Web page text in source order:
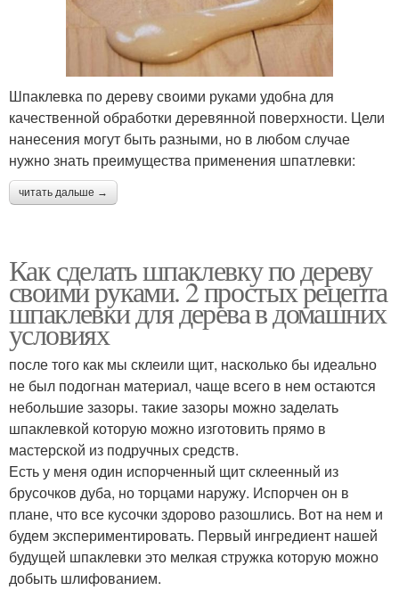
Шпаклевка по дереву своими руками удобна для
качественной обработки деревянной поверхности. Цели
нанесения могут быть разными, но в любом случае
нужно знать преимущества применения шпатлевки:
читать дальше →
Как сделать шпаклевку по дереву
своими руками. 2 простых рецепта
шпаклевки для дерева в домашних
условиях
после того как мы склеили щит, насколько бы идеально
не был подогнан материал, чаще всего в нем остаются
небольшие зазоры. такие зазоры можно заделать
шпаклевкой которую можно изготовить прямо в
мастерской из подручных средств.
Есть у меня один испорченный щит склеенный из
брусочков дуба, но торцами наружу. Испорчен он в
плане, что все кусочки здорово разошлись. Вот на нем и
будем экспериментировать. Первый ингредиент нашей
будущей шпаклевки это мелкая стружка которую можно
добыть шлифованием.